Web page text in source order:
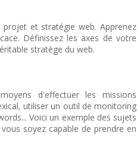
et stratégie web. Apprenez
Définissez les axes de votre
stratège du web.
d'effectuer les missions
utiliser un outil de monitoring
Voici un exemple des sujets
soyez capable de prendre en